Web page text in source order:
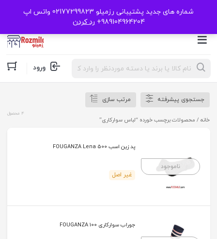
شماره های جدید پشتیبانی رزمیلو 02177299823 واتس اپ
989104964204+
رد کردن
Products
search ورود
جستجوی پیشرفته مرتب سازی
خانه / محصولات برچسب خورده “لباس سوارکاری”
4 محصول
ناموجود
پد زین اسب FOUGANZA Lena 500
غیر اصل
جوراب سوارکاری FOUGANZA 100